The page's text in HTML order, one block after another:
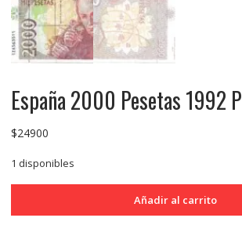
España 2000 Pesetas 1992
$24900
1 disponibles
Añadir al carrito